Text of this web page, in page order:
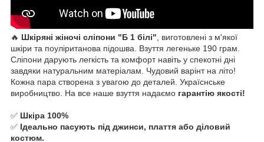
🔥 Шкіряні жіночі сліпони "Б 1 білі" , виготовлені з м'якої
шкіри та поуліританова підошва. Взуття легеньке 190 грам.
Сліпони дарують легкість та комфорт навіть у спекотні дні
завдяки натуральним матеріалам. Чудовий варінт на літо!
Кожна пара створена з увагою до деталей. Україснське
виробництво. На все наше взуття надаємо гарантію якості!
✅ Шкіра 100%
✅ Ідеально пасують під джинси, плаття або діловий
костюм.